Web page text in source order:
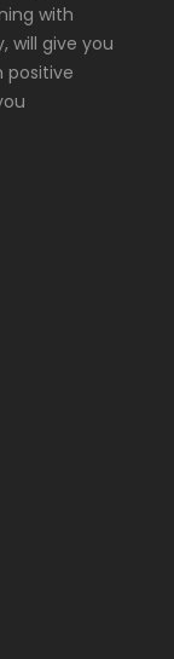
with
will give you
positive